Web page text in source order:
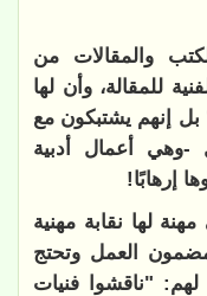
والمقالات من
للمقالة، وأن لها
إنهم يشتبكون مع
-وهي أعمال أدبية
إرهابًا!
لها نقابة مهنية
العمل وتحتج
لهم: "ناقشوا فنيات